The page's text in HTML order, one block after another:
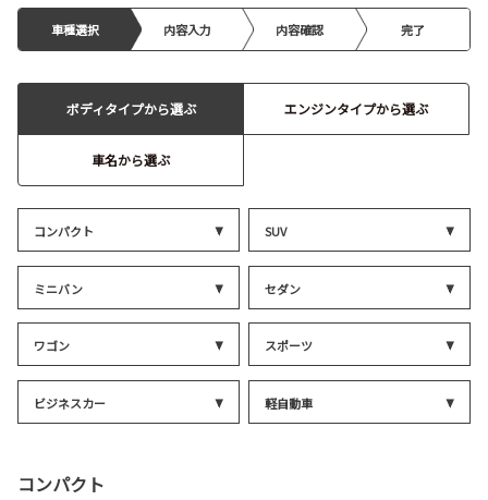
車種選択 内容入力 内容確認 完了
ボディタイプから選ぶ エンジンタイプから選ぶ
車名から選ぶ
コンパクト SUV
ミニバン セダン
ワゴン スポーツ
ビジネスカー 軽自動車
コンパクト